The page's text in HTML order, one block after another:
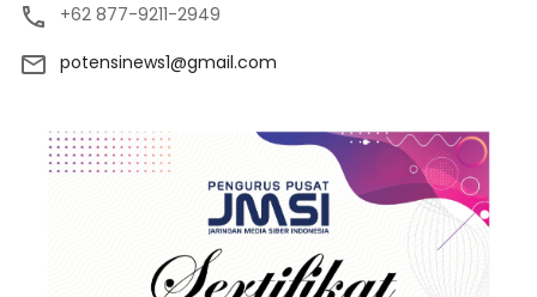
+62 877-9211-2949
potensinews1@gmail.com